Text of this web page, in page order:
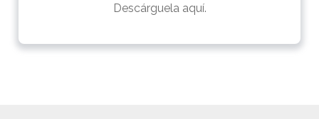
Descárguela aquí.